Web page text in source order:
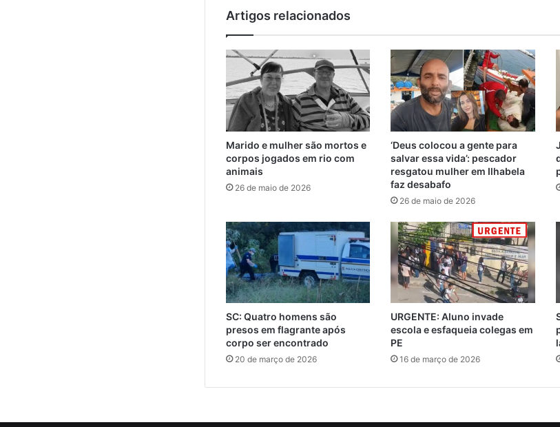
Artigos relacionados
Marido e mulher são mortos e
corpos jogados em rio com
animais
26 de maio de 2026
‘Deus colocou a gente para
salvar essa vida’: pescador
resgatou mulher em Ilhabela
faz desabafo
26 de maio de 2026
SC: Quatro homens são
presos em flagrante após
corpo ser encontrado
20 de março de 2026
URGENTE: Aluno invade
escola e esfaqueia colegas em
PE
16 de março de 2026